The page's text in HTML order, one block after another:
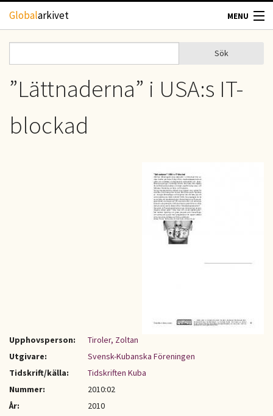
Hoppa till huvudinnehåll
Globalarkivet MENU
TIDSKRIFTER
GEOGRAFI
Sökformulär
Sök
”Lättnaderna” i USA:s IT-
blockad
Upphovsperson:
Tiroler, Zoltan
Utgivare:
Svensk-Kubanska Föreningen
Tidskrift/källa:
Tidskriften Kuba
Nummer:
2010:02
År:
2010